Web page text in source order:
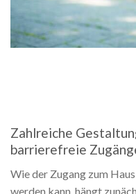
Zahlreiche
barrierefreie
Wie der Zugang zum
werden kann, hängt